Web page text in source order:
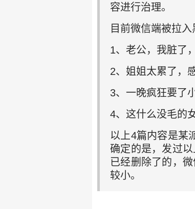
容进行治理。
目前微信端被拉入
1、老公，我脏了
2、姐姐太累了，
3、一晚疯狂要了
4、这什么没毛的
以上4篇内容是某
确定的是，发过
已经删除了的，
较小。